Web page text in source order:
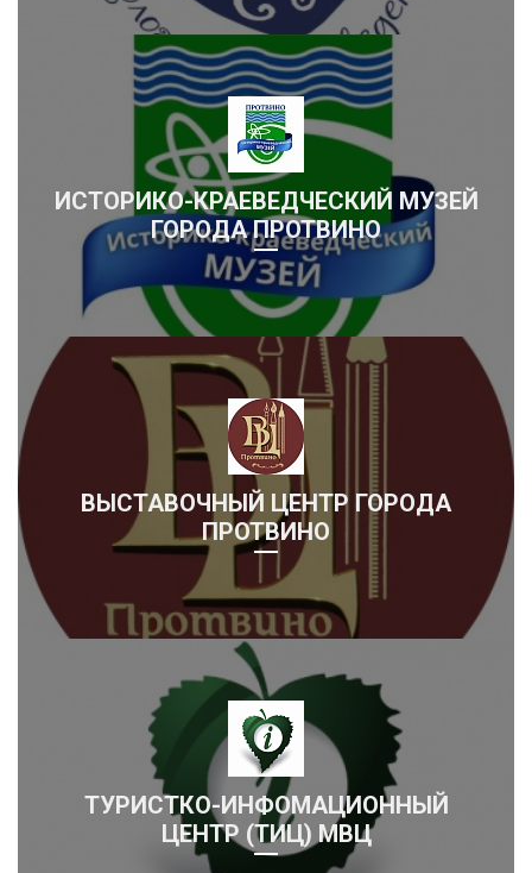
ИСТОРИКО-КРАЕВЕДЧЕСКИЙ МУЗЕЙ
ГОРОДА ПРОТВИНО
ВЫСТАВОЧНЫЙ ЦЕНТР ГОРОДА
ПРОТВИНО
ТУРИСТКО-ИНФОМАЦИОННЫЙ
ЦЕНТР (ТИЦ) МВЦ